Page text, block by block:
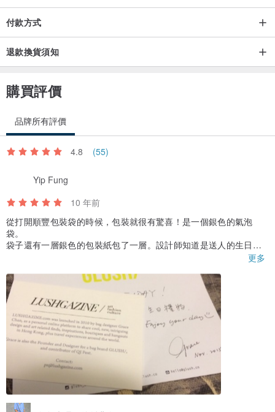
靈感源自天然的雲石石紋，設計師Grace個人非常喜歡它的紋理，並
張其做出特大圖案，使每個包包的紋理也不一，像天然石一樣。數量
有限。
/ 尺寸、大小 /
- 16cm X 12cm X 0.5cm
/ 材質 /
付款方式
退款換貨須知
購買評價
品牌所有評價
4.8 (55)
Yip Fung
10 年前
從打開順豐包裝袋的時候，包裝就很有驚喜！是一個銀色的氣泡
袋。
袋子還有一層銀色的包裝紙包了一層。設計師知道是送人的生日禮
更多